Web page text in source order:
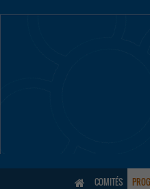
COMITÉS